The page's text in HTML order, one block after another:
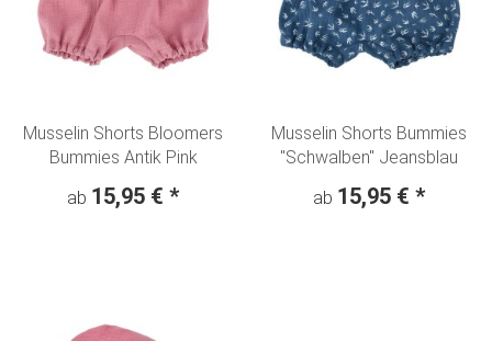
Musselin Shorts Bloomers
Bummies Antik Pink
ab 15,95 € *
Musselin Shorts Bummies
"Schwalben" Jeansblau
ab 15,95 € *